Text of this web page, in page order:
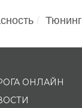
Тюнинг
ОНЛАЙН